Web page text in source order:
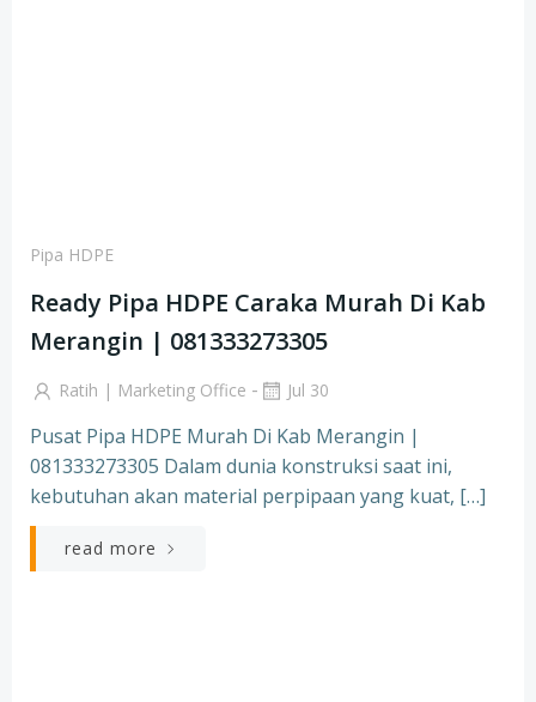
Pipa HDPE
Ready Pipa HDPE Caraka Murah Di Kab
Merangin | 081333273305
Ratih | Marketing Office - Jul 30
Pusat Pipa HDPE Murah Di Kab Merangin |
081333273305 Dalam dunia konstruksi saat ini,
kebutuhan akan material perpipaan yang kuat, […]
read more